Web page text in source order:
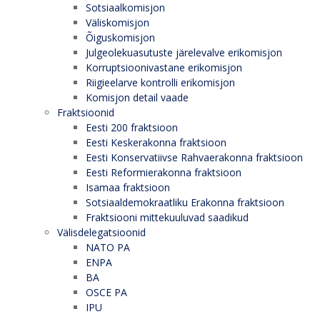
Sotsiaalkomisjon
Väliskomisjon
Õiguskomisjon
Julgeolekuasutuste järelevalve erikomisjon
Korruptsioonivastane erikomisjon
Riigieelarve kontrolli erikomisjon
Komisjon detail vaade
Fraktsioonid
Eesti 200 fraktsioon
Eesti Keskerakonna fraktsioon
Eesti Konservatiivse Rahvaerakonna fraktsioon
Eesti Reformierakonna fraktsioon
Isamaa fraktsioon
Sotsiaaldemokraatliku Erakonna fraktsioon
Fraktsiooni mittekuuluvad saadikud
Välisdelegatsioonid
NATO PA
ENPA
BA
OSCE PA
IPU